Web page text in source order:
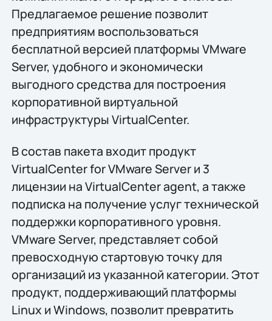
Предлагаемое решение позволит
предприятиям воспользоваться
бесплатной версией платформы VMware
Server, удобного и экономически
выгодного средства для построения
корпоративной виртуальной
инфраструктуры VirtualCenter.
В состав пакета входит продукт
VirtualCenter for VMware Server и 3
лицензии на VirtualCenter agent, а также
подписка на получение услуг технической
поддержки корпоративного уровня.
VMware Server, представляет собой
превосходную стартовую точку для
организаций из указанной категории. Этот
продукт, поддерживающий платформы
Linux и Windows, позволит превратить